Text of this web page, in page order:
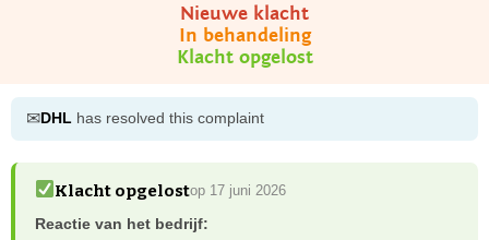
Nieuwe klacht
In behandeling
Klacht opgelost
✉DHL has resolved this complaint
Klacht opgelostop 17 juni 2026
Reactie van het bedrijf: